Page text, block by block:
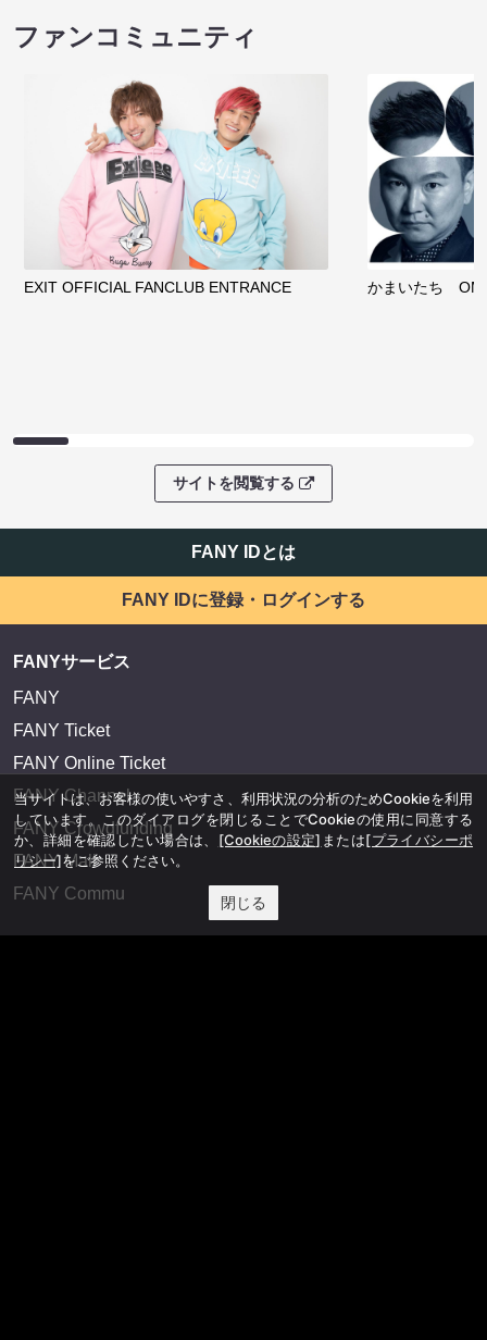
ファンコミュニティ
EXIT OFFICIAL FANCLUB ENTRANCE かまいたち
サイトを閲覧する
FANY IDとは
FANY IDに登録・ログインする
FANYサービス
FANY
FANY Ticket
FANY Online Ticket
FANY Channel
FANY Crowdfunding
FANY Mall
FANY Commu
当サイトは、お客様の使いやすさ、利用状況の分析のためCookieを利用
しています。このダイアログを閉じることでCookieの使用に同意する
か、詳細を確認したい場合は、 [Cookieの設定] または[プライバシーポ
リシー]をご参照ください。
閉じる